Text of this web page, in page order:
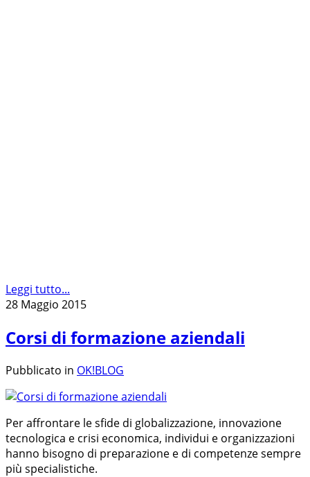
Leggi tutto...
28 Maggio 2015
Corsi di formazione aziendali
Pubblicato in OK!BLOG
Per affrontare le sfide di globalizzazione, innovazione
tecnologica e crisi economica, individui e organizzazioni
hanno bisogno di preparazione e di competenze sempre
più specialistiche.